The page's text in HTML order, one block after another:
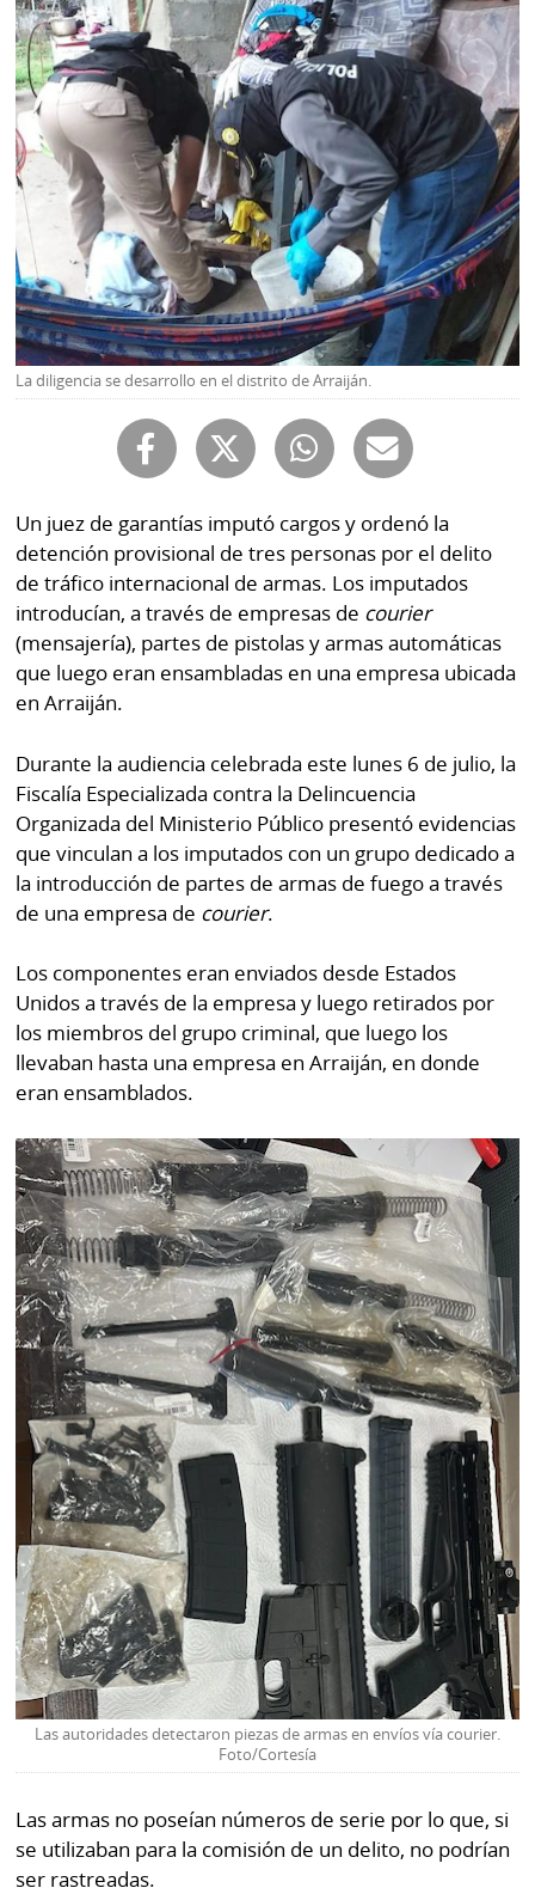
Historias
SERVICIOS
Paper
Buscador
Comunicados
Catálogos
Luctuosas
Contenido
de
marcas
RSS
Temas
Autores
Notas
al
Buenas
prácticas
OTROS
SITIOS
Metro
por
Metro
Tienda
Panamá
Tiquetes
Cero
KM
Mi
Diario
Ellas
Club
La
Busca
Fácil
⌾
Hoy
por
Hoy
⌾
Sábado
Picante
⌾
La
Repregunta
Cual
⌾
Sabrina
Sin
Censura
La diligencia se desarrollo en el distrito de Arraiján.
Un juez de garantías imputó cargos y ordenó la
detención provisional de tres personas por el delito
de tráfico internacional de armas. Los imputados
introducían, a través de empresas de courier
(mensajería), partes de pistolas y armas automáticas
que luego eran ensambladas en una empresa ubicada
en Arraiján.
Durante la audiencia celebrada este lunes 6 de julio, la
Fiscalía Especializada contra la Delincuencia
Organizada del Ministerio Público presentó evidencias
que vinculan a los imputados con un grupo dedicado a
la introducción de partes de armas de fuego a través
de una empresa de courier.
Los componentes eran enviados desde Estados
Unidos a través de la empresa y luego retirados por
los miembros del grupo criminal, que luego los
llevaban hasta una empresa en Arraiján, en donde
eran ensamblados.
Las autoridades detectaron piezas de armas en envíos vía courier.
Foto/Cortesía
Las armas no poseían números de serie por lo que, si
se utilizaban para la comisión de un delito, no podrían
ser rastreadas.